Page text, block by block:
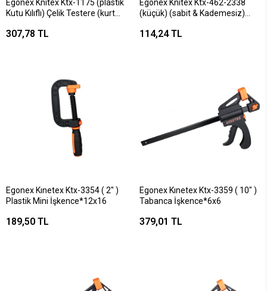
Egonex Knıtex Ktx-1175 (plastik
Kutu Kılıflı) Çelik Testere (kurt
çıkar Ağız)
307,78 TL
Egonex Knitex Ktx-462-2338
(küçük) (sabit & Kademesiz)
ant.gri İğne) Duş Başlık (poşetli
114,24 TL
Egonex Kınetex Ktx-3354 ( 2'' )
Plastik Mini İşkence*12x16
189,50 TL
Egonex Kınetex Ktx-3359 ( 10" )
Tabanca İşkence*6x6
379,01 TL